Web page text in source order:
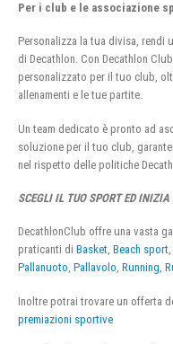
Per i club e le associazione
Personalizza la tua divisa, rendi
di Decathlon. Con Decathlon
personalizzato per il tuo club,
allenamenti e le tue partite.
Un team dedicato è pronto ad
soluzione per il tuo club,
nel rispetto delle politiche
SCEGLI IL TUO SPORT ED
DecathlonClub offre una vasta
praticanti di Basket, Beach sport,
Pallanuoto, Pallavolo, Running,
Inoltre potrai trovare un offerta
premiazioni sportive